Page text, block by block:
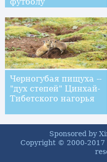
Черногубая пищуха --
"дух степей" Цинхай-
Тибетского нагорья
Sponsored by
Copyright © 2000-2017